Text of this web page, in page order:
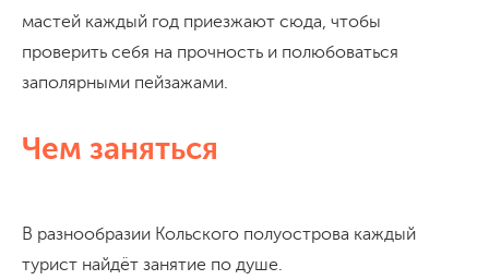
мастей каждый год приезжают сюда, чтобы
проверить себя на прочность и полюбоваться
заполярными пейзажами.
Чем заняться
В разнообразии Кольского полуострова каждый
турист найдёт занятие по душе.